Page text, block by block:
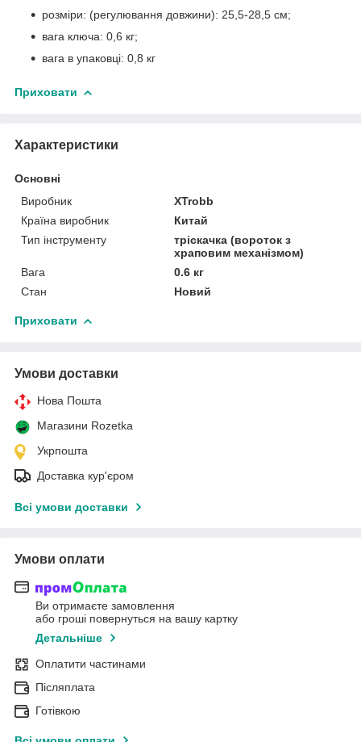
розміри: (регулювання довжини): 25,5-28,5 см;
вага ключа: 0,6 кг;
вага в упаковці: 0,8 кг
Приховати
Характеристики
Основні
Виробник
XTrobb
Країна виробник
Китай
Тип інструменту
тріскачка (вороток з
храповим механізмом)
Вага
0.6 кг
Стан
Новий
Приховати
Умови доставки
Нова Пошта
Магазини Rozetka
Укрпошта
Доставка кур'єром
Всі умови доставки
Умови оплати
Ви отримаєте замовлення
або гроші повернуться на вашу картку
Детальніше
Оплатити частинами
Післяплата
Готівкою